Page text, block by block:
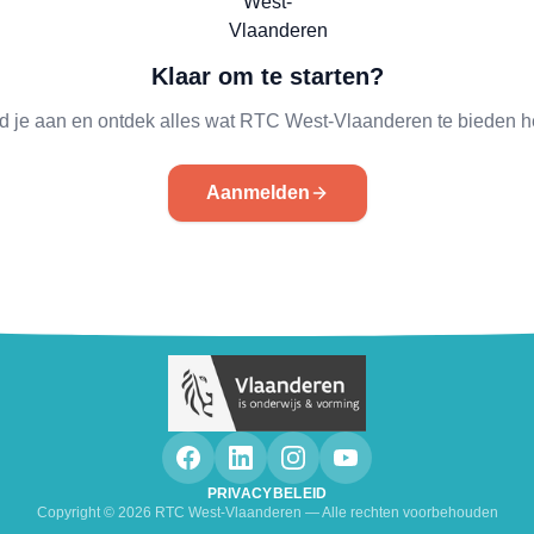
Klaar om te starten?
je aan en ontdek alles wat RTC West-Vlaanderen te bieden
Aanmelden
PRIVACYBELEID
Copyright © 2026 RTC West-Vlaanderen — Alle rechten voorbehouden